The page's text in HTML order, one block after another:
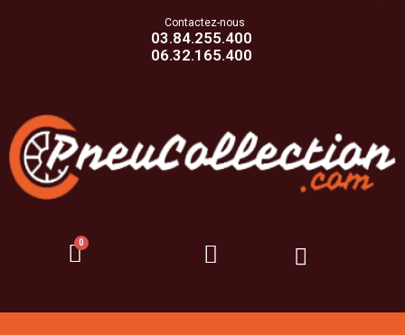
Contactez-nous
03.84.255.400
06.32.165.400